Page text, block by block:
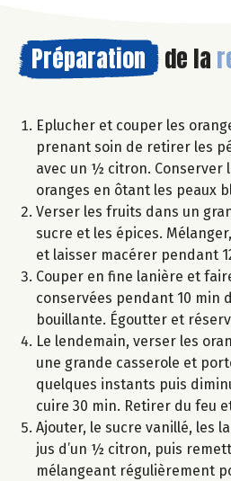
Préparation de la
Eplucher et couper les
prenant soin de retirer les
avec un ½ citron. Conserver
oranges en ôtant les peaux
Verser les fruits dans un
sucre et les épices.
et laisser macérer pendant
Couper en fine lanière et
conservées pendant 10 min
bouillante. Égoutter et
Le lendemain, verser les
une grande casserole et
quelques instants puis
cuire 30 min. Retirer du feu
Ajouter, le sucre vanillé, les
jus d’un ½ citron, puis
mélangeant régulièrement